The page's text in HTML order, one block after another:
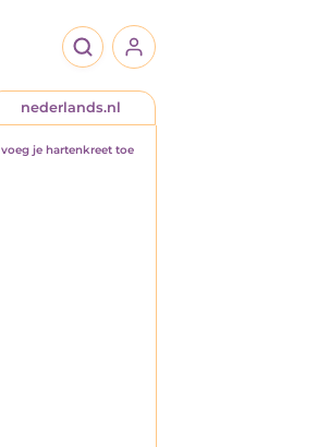
nederlands.nl
voeg je hartenkreet toe